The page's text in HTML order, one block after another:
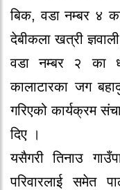
बिक, वडा नम्बर ४
देबीकला खत्री
वडा नम्बर २ का
कालाटारका जग
गरिएको कार्यक्रम
दिए ।
यसैगरी तिनाउ
परिवारलाई समेत